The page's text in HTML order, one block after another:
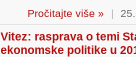
Pročitajte više » |
Vitez: rasprava o temi
ekonomske politike u